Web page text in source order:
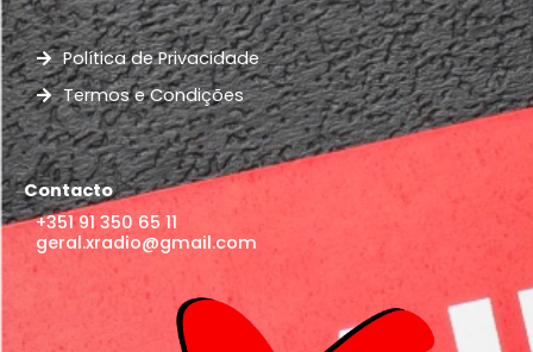
Política de Privacidade
Termos e Condições
Contacto
+351 91 350 65 11
geral.xradio@gmail.com